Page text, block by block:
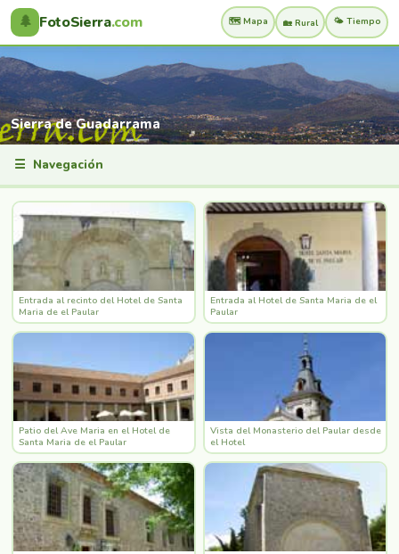
🌲 FotoSierra.com 🗺️ Mapa 🏡 Rural 🌤️ Tiempo
Sierra de Guadarrama
☰ Navegación
Entrada al recinto del Hotel de Santa
Maria de el Paular
Entrada al Hotel de Santa Maria de el
Paular
Patio del Ave Maria en el Hotel de
Santa Maria de el Paular
Vista del Monasterio del Paular desde
el Hotel